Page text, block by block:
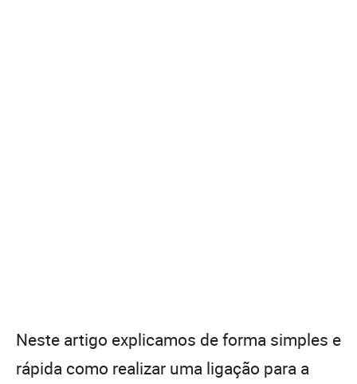
Neste artigo explicamos de forma simples e
rápida como realizar uma ligação para a